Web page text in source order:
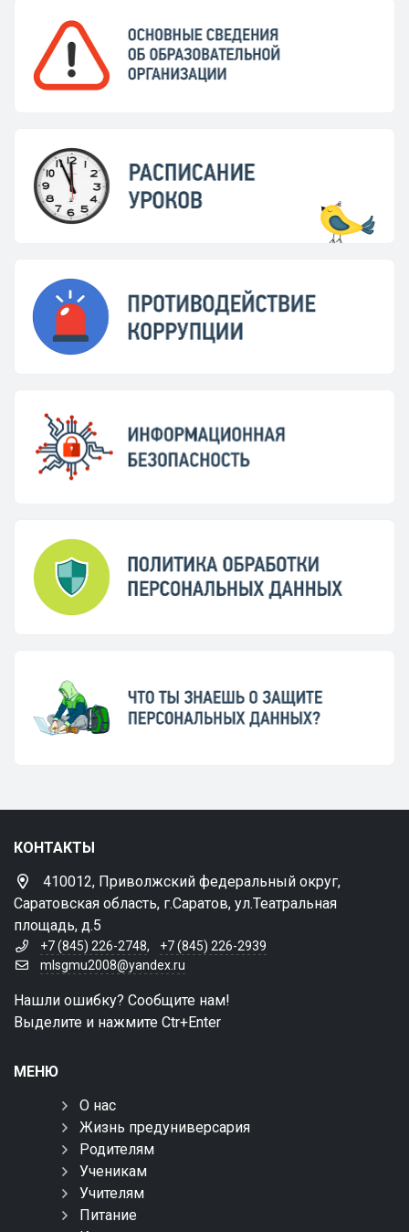
КОНТАКТЫ
410012, Приволжский федеральный округ,
Саратовская область, г.Саратов, ул.Театральная
площадь, д.5
+7 (845) 226-2748,
+7 (845) 226-2939
mlsgmu2008@yandex.ru
Нашли ошибку? Сообщите нам!
Выделите и нажмите Ctr+Enter
МЕНЮ
О нас
Жизнь предуниверсария
Родителям
Ученикам
Учителям
Питание